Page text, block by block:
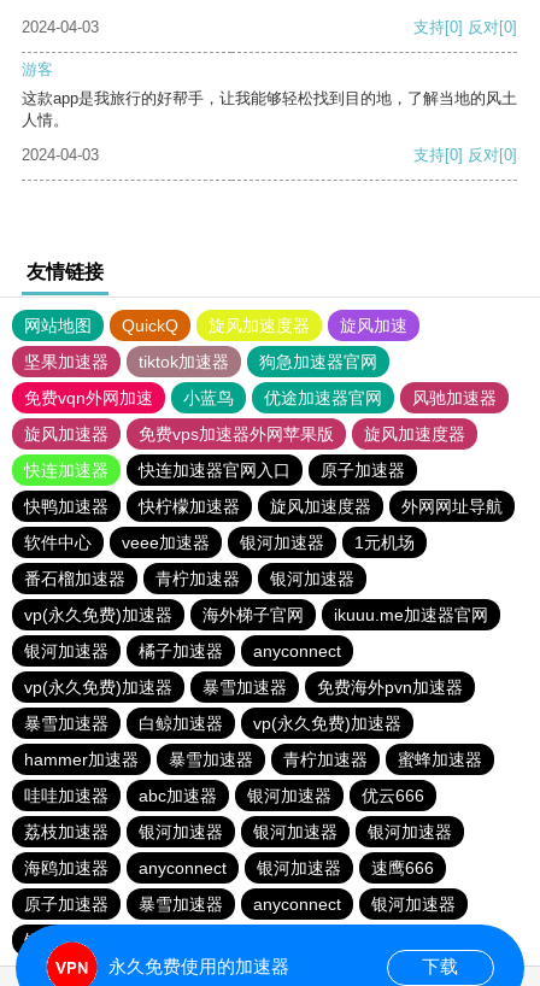
2024-04-03 支持[0] 反对[0]
游客
这款app是我旅行的好帮手，让我能够轻松找到目的地，了解当地的风土
人情。
2024-04-03
支持[0] 反对[0]
友情链接
网站地图 QuickQ 旋风加速度器
旋风加速
坚果加速器
tiktok加速器
狗急加速器官网
免费vqn外网加速
小蓝鸟 优途加速器官网
风驰加速器
旋风加速器
免费vps加速器外网苹果版
旋风加速度器
快连加速器
快连加速器官网入口
原子加速器
快鸭加速器
快柠檬加速器 旋风加速度器
外网网址导航
软件中心
veee加速器 银河加速器
1元机场
番石榴加速器
青柠加速器
银河加速器
vp(永久免费)加速器
海外梯子官网
ikuuu.me加速器官网
银河加速器
橘子加速器
anyconnect
vp(永久免费)加速器
暴雪加速器
免费海外pvn加速器
暴雪加速器
白鲸加速器
vp(永久免费)加速器
hammer加速器
暴雪加速器 青柠加速器
蜜蜂加速器
哇哇加速器
abc加速器 银河加速器
优云666
荔枝加速器
银河加速器 银河加速器
银河加速器
海鸥加速器
anyconnect 银河加速器
速鹰666
原子加速器
暴雪加速器 anyconnect
银河加速器
银河加速器
永久免费使用的加速器 下载